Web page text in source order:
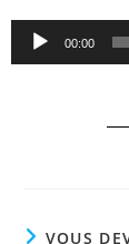
Lecteur
audio
00:00
VOUS